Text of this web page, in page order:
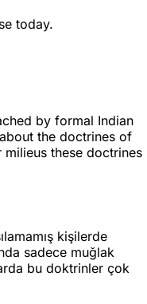
today.
by formal Indian
the doctrines of
these doctrines
kişilerde
sadece muğlak
bu doktrinler çok